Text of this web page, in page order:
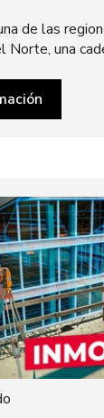
de las
Norte, una